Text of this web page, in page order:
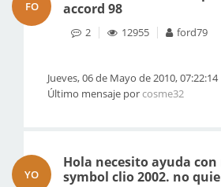
FO
accord 98
2 12955 ford79
Jueves, 06 de Mayo de 2010, 07:22:14
Último mensaje porcosme32
YO
Hola necesito ayuda
symbol clio 2002. no